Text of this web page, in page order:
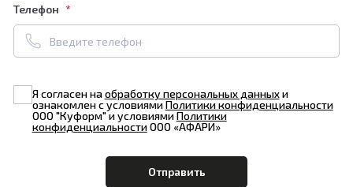
Телефон
Я согласен наобработку персональных данныхи
ознакомлен с условиямиПолитики конфиденциальности
ООО "Куформ" и условиямиПолитики
конфиденциальностиООО «АФАРИ»